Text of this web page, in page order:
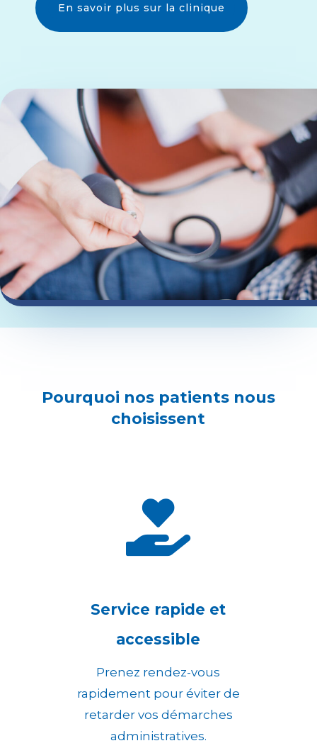
En savoir plus sur la clinique
Pourquoi nos patients nous
choisissent

Service rapide et
accessible
Prenez rendez-vous
rapidement pour éviter de
retarder vos démarches
administratives.